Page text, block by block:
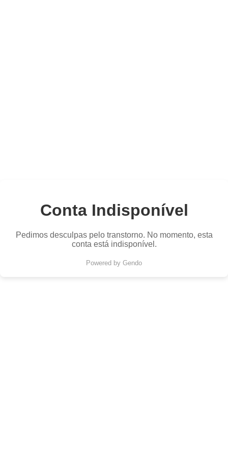
Conta Indisponível
Pedimos desculpas pelo transtorno. No momento, esta
conta está indisponível.
Powered by Gendo